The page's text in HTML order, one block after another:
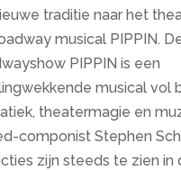
traditie naar het
musical PIPPIN.
PIPPIN is een
musical vol
theatermagie en
componist Stephen
zijn steeds te zien in